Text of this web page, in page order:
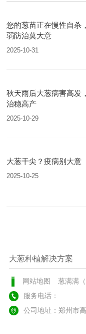
您的葱苗正在慢性自杀
弱防治莫大意
2025-10-31
秋天雨后大葱病害高发
治稳高产
2025-10-29
大葱干尖？疫病别大意
2025-10-25
大葱种植解决方案
网站地图 葱满满
服务电话：
公司地址：郑州市